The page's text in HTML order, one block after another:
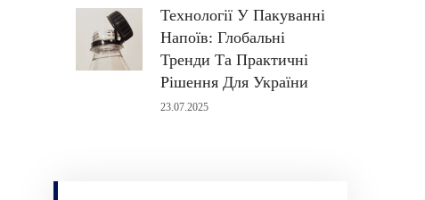
Технології У Пакуванні
Напоїв: Глобальні
Тренди Та Практичні
Рішення Для України
23.07.2025